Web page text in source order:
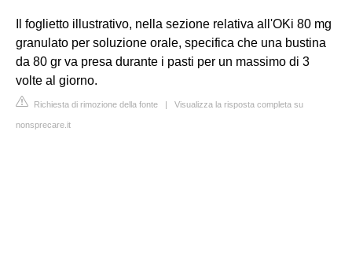
Il foglietto illustrativo, nella sezione relativa all'OKi 80 mg
granulato per soluzione orale, specifica che una bustina
da 80 gr va presa durante i pasti per un massimo di 3
volte al giorno.
Richiesta di rimozione della fonte | Visualizza la risposta completa su
nonsprecare.it